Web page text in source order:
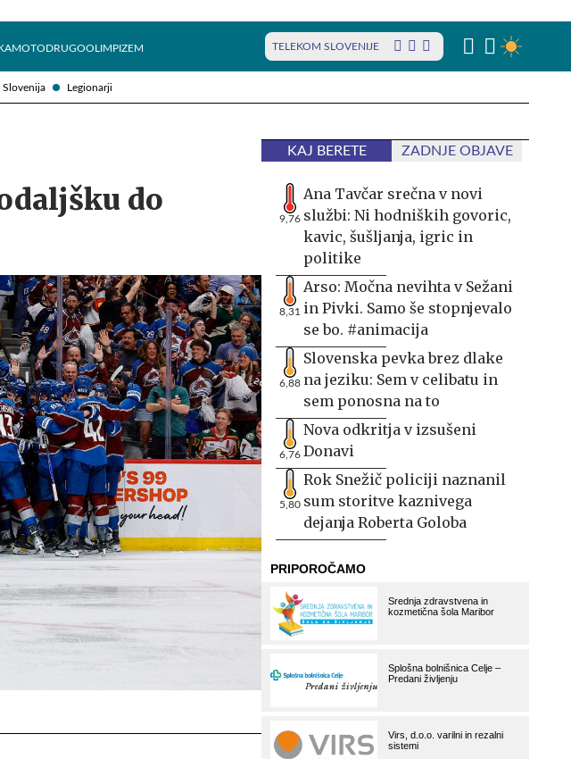
Slovenija Legionarji
MOTODRUGOOLIMPIZEM TELEKOM SLOVENIJE
do
KAJ BERETE ZADNJE OBJAVE
9,76
Ana Tavčar srečna v novi
službi: Ni hodniških govoric,
kavic, šušljanja, igric in
politike
8,31
Arso: Močna nevihta v Sežani
in Pivki. Samo še stopnjevalo
se bo. #animacija
6,88
Slovenska pevka brez dlake
na jeziku: Sem v celibatu in
sem ponosna na to
6,76
Nova odkritja v izsušeni
Donavi
5,80
Rok Snežič policiji naznanil
sum storitve kaznivega
dejanja Roberta Goloba